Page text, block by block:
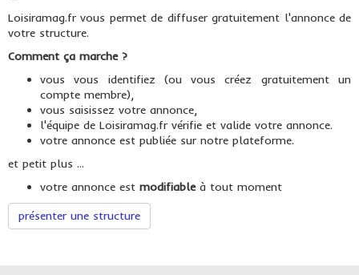
Loisiramag.fr vous permet de diffuser gratuitement l'annonce de
votre structure.
Comment ça marche ?
vous vous identifiez (ou vous créez gratuitement un
compte membre),
vous saisissez votre annonce,
l'équipe de Loisiramag.fr vérifie et valide votre annonce.
votre annonce est publiée sur notre plateforme.
et petit plus ...
votre annonce est modifiableà tout moment
présenter une structure